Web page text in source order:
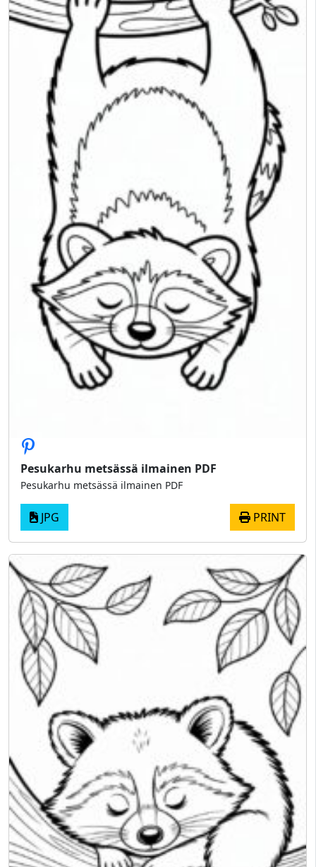
Pesukarhu metsässä ilmainen PDF
Pesukarhu metsässä ilmainen PDF
JPG PRINT